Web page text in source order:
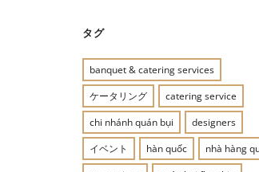
タグ
banquet & catering services
ケータリング
catering service
chi nhánh quán bụi
designers
イベント
hàn quốc
nhà hàng